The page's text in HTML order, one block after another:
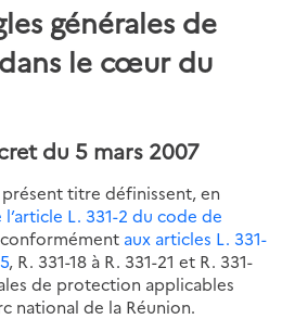
générales de
le cœur du
du 5 mars 2007
titre définissent, en
l’article L. 331-2 du code de
aux articles L. 331-
, R. 331-18 à R. 331-21 et R. 331-
de protection applicables
national de la Réunion.